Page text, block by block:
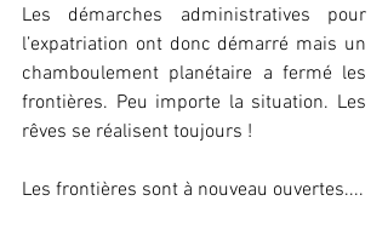
Les démarches administratives pour
l’expatriation ont donc démarré mais un
chamboulement planétaire a fermé les
frontières. Peu importe la situation. Les
rêves se réalisent toujours !
Les frontières sont à nouveau ouvertes....